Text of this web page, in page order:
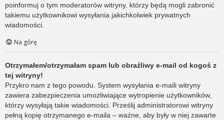
poinformuj o tym moderatorów witryny, którzy będą mogli zabronić
takiemu użytkownikowi wysyłania jakichkolwiek prywatnych
wiadomości.
Na górę
Otrzymałem/otrzymałam spam lub obraźliwy e-mail od kogoś z
tej witryny!
Przykro nam z tego powodu. System wysyłania e-maili witryny
zawiera zabezpieczenia umożliwiające wytropienie użytkowników,
którzy wysyłają takie wiadomości. Prześlij administratorowi witryny
pełną kopię otrzymanego e-maila – ważne, aby były w niej zawarte